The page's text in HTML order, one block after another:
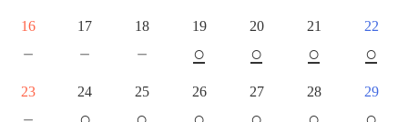
16
－
17
－
18
－
19
○
20
○
21
○
22
○
23 24 25 26 27 28 29